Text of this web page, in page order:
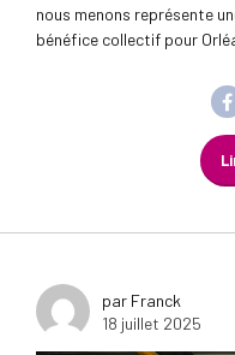
nous menons représente
bénéfice collectif pour
par Franck
18 juillet 2025